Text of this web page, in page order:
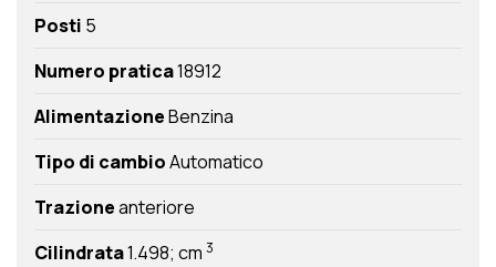
Posti 5
Numero pratica18912
AlimentazioneBenzina
Tipo di cambioAutomatico
Trazioneanteriore
Cilindrata1.498; cm 3